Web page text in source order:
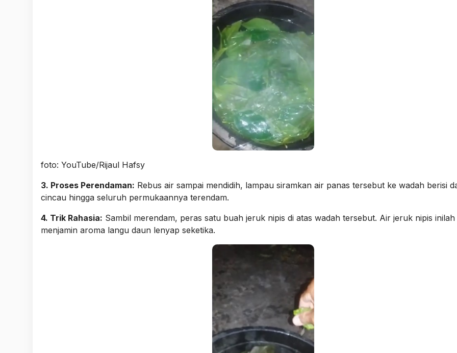
foto: YouTube/Rijaul Hafsy
3. Proses Perendaman: Rebus air sampai mendidih, lampau siramkan air panas tersebut ke wadah berisi
cincau hingga seluruh permukaannya terendam.
4. Trik Rahasia: Sambil merendam, peras satu buah jeruk nipis di atas wadah tersebut. Air jeruk nipis
menjamin aroma langu daun lenyap seketika.